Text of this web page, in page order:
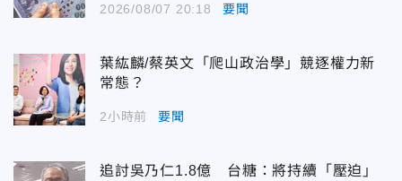
2026/08/07 20:18 要聞
葉紘麟/蔡英文「爬山政治學」競逐權力新
常態？
2小時前 要聞
追討吳乃仁1.8億 台糖：將持續「壓迫」